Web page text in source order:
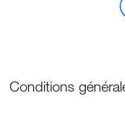
Conditions